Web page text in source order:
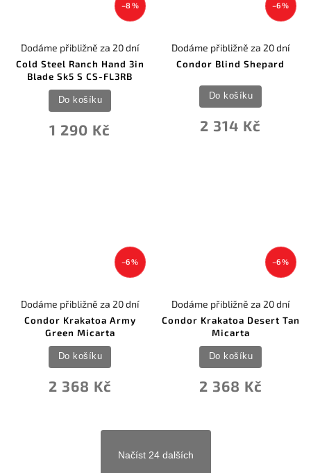
–8 %
Cold Steel Ranch Hand 3in
Blade Sk5 S CS-FL3RB
Dodáme přibližně za 20 dní
1 290 Kč
Do košíku
–6 %
Condor Blind Shepard
Dodáme přibližně za 20 dní
2 314 Kč
Do košíku
–6 %
Condor Krakatoa Army
Green Micarta
Dodáme přibližně za 20 dní
2 368 Kč
Do košíku
–6 %
Condor Krakatoa Desert Tan
Micarta
Dodáme přibližně za 20 dní
2 368 Kč
Do košíku
Načíst 24 dalších